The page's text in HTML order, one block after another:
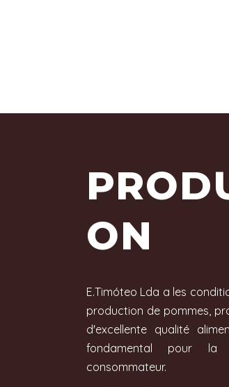
ON
E.Timóteo Lda a les
production de pommes,
d'excellente qualité
fondamental pour la
consommateur.